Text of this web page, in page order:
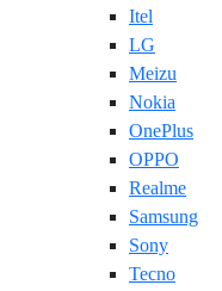
Itel
LG
Meizu
Nokia
OnePlus
OPPO
Realme
Samsung
Sony
Tecno